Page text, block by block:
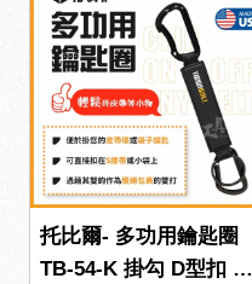
托比爾- 多功用鑰匙圈
TB-54-K 掛勾 D型扣 扣